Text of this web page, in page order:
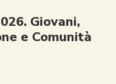
Giovani,
e Comunità